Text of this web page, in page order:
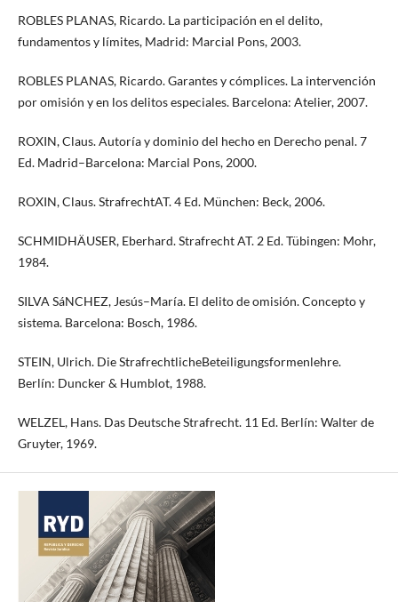
ROBLES PLANAS, Ricardo. La participación en el delito,
fundamentos y límites, Madrid: Marcial Pons, 2003.
ROBLES PLANAS, Ricardo. Garantes y cómplices. La intervención
por omisión y en los delitos especiales. Barcelona: Atelier, 2007.
ROXIN, Claus. Autoría y dominio del hecho en Derecho penal. 7
Ed. Madrid–Barcelona: Marcial Pons, 2000.
ROXIN, Claus. StrafrechtAT. 4 Ed. München: Beck, 2006.
SCHMIDHÄUSER, Eberhard. Strafrecht AT. 2 Ed. Tübingen: Mohr,
1984.
SILVA SáNCHEZ, Jesús–María. El delito de omisión. Concepto y
sistema. Barcelona: Bosch, 1986.
STEIN, Ulrich. Die StrafrechtlicheBeteiligungsformenlehre.
Berlín: Duncker & Humblot, 1988.
WELZEL, Hans. Das Deutsche Strafrecht. 11 Ed. Berlín: Walter de
Gruyter, 1969.